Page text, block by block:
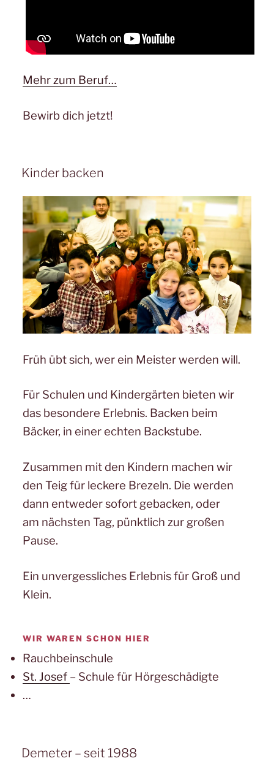
Mehr zum Beruf…
Bewirb dich jetzt!
Kinder backen
Früh übt sich, wer ein Meister werden will.
Für Schulen und Kindergärten bieten wir
das besondere Erlebnis. Backen beim
Bäcker, in einer echten Backstube.
Zusammen mit den Kindern machen wir
den Teig für leckere Brezeln. Die werden
dann entweder sofort gebacken, oder
am nächsten Tag, pünktlich zur großen
Pause.
Ein unvergessliches Erlebnis für Groß und
Klein.
WIR WAREN SCHON HIER
Rauchbeinschule
St. Josef – Schule für Hörgeschädigte
…
Demeter – seit 1988